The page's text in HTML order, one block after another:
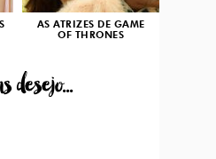
AS ATRIZES DE GAME
OF THRONES
desejo...